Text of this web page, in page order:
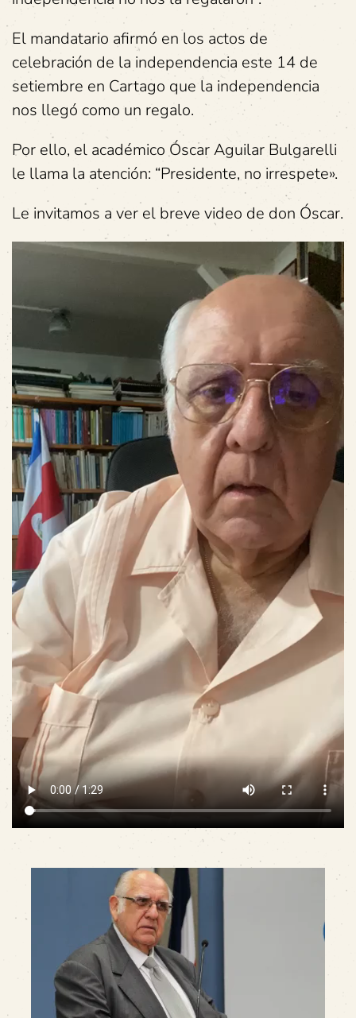
El mandatario afirmó en los actos de
celebración de la independencia este 14 de
setiembre en Cartago que la independencia
nos llegó como un regalo.
Por ello, el académico Óscar Aguilar Bulgarelli
le llama la atención: “Presidente, no irrespete».
Le invitamos a ver el breve video de don Óscar.